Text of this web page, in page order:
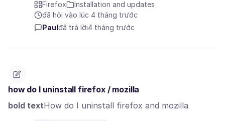
Firefox
Installation and updates
đã hỏi vào lúc 4 tháng trước
Paul đã trả lời4 tháng trước
how do I uninstall firefox / mozilla
bold textHow do I uninstall firefox and mozilla